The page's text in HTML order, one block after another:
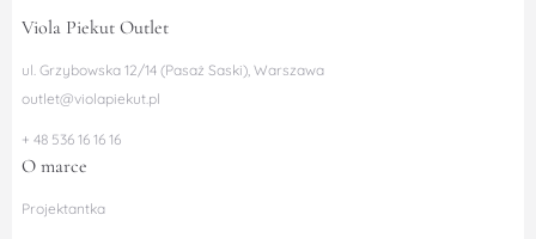
Viola Piekut Outlet
ul. Grzybowska 12/14 (Pasaż Saski), Warszawa
outlet@violapiekut.pl
+ 48 536 16 16 16
O marce
Projektantka